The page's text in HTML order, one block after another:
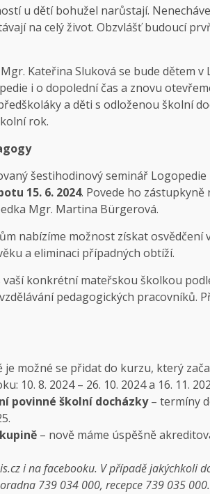
u dětí bohužel narůstají.
na celý život. Obzvlášť budoucí
Kateřina Sluková se bude dětem
i o dopolední čas a znovu
a děti s odloženou školní
rok.
šestihodinový seminář
15. 6. 2024. Povede ho zástupkyně
Mgr. Martina Bürgerová.
nabízíme možnost získat
a eliminaci případných obtíží.
konkrétní mateřskou školkou
pedagogických pracovníků.
je možné se přidat do kurzu, který
10. 8. 2024 – 26. 10. 2024 a 16. 11.
povinné školní docházky– termíny
– nově máme úspěšně
i na facebooku. V případě jakýchkoli
739 034 000, recepce 739 035 000.